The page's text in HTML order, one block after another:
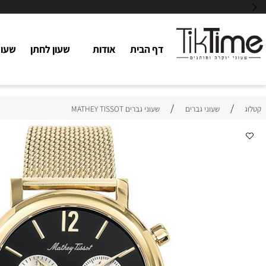
דף הבית אודות שעון לחתן שעוני
שעוני גברים / שעוני גברים MATHEY TISSOT